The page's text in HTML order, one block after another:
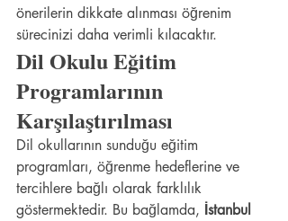
önerilerin dikkate alınması öğrenim
sürecinizi daha verimli kılacaktır.
Dil Okulu Eğitim
Programlarının
Karşılaştırılması
Dil okullarının sunduğu eğitim
programları, öğrenme hedeflerine ve
tercihlere bağlı olarak farklılık
göstermektedir. Bu bağlamda, İstanbul